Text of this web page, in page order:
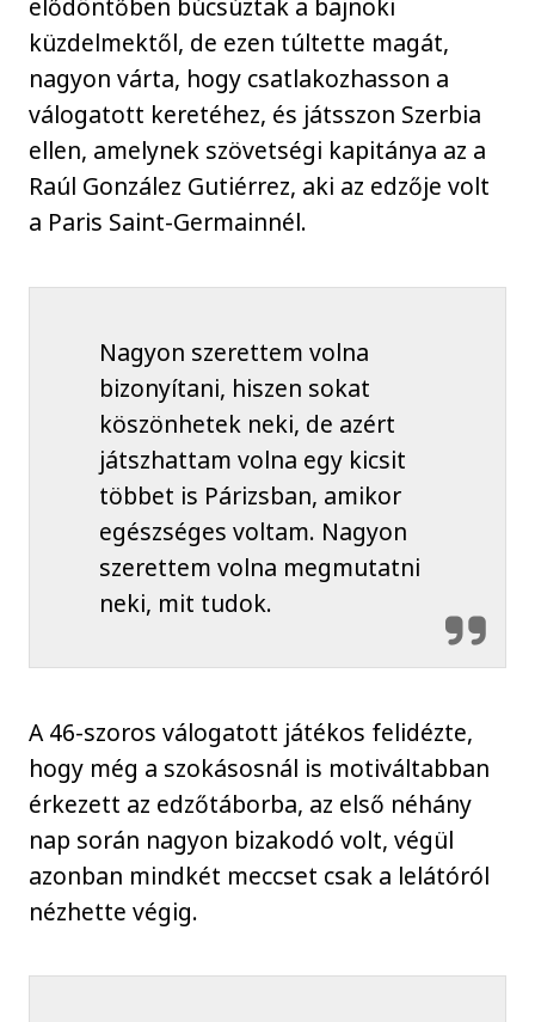
elődöntőben búcsúztak a bajnoki
küzdelmektől, de ezen túltette magát,
nagyon várta, hogy csatlakozhasson a
válogatott keretéhez, és játsszon Szerbia
ellen, amelynek szövetségi kapitánya az a
Raúl González Gutiérrez, aki az edzője volt
a Paris Saint-Germainnél.
Nagyon szerettem volna
bizonyítani, hiszen sokat
köszönhetek neki, de azért
játszhattam volna egy kicsit
többet is Párizsban, amikor
egészséges voltam. Nagyon
szerettem volna megmutatni
neki, mit tudok.
A 46-szoros válogatott játékos felidézte,
hogy még a szokásosnál is motiváltabban
érkezett az edzőtáborba, az első néhány
nap során nagyon bizakodó volt, végül
azonban mindkét meccset csak a lelátóról
nézhette végig.